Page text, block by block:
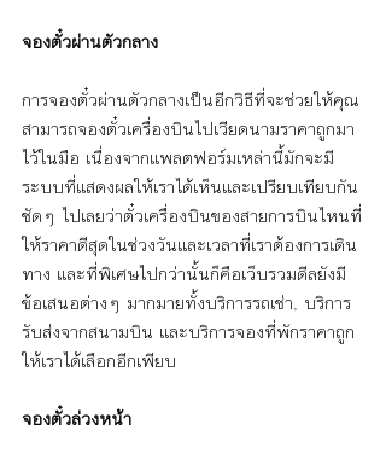
จองตั๋วผ่านตัวกลาง
การจองตั๋วผ่านตัวกลางเป็นอีกวิธีที่จะช่วยให้คุณ
สามารถจองตั๋วเครื่องบินไปเวียดนามราคาถูกมา
ไว้ในมือ เนื่องจากแพลตฟอร์มเหล่านี้มักจะมี
ระบบที่แสดงผลให้เราได้เห็นและเปรียบเทียบกัน
ชัดๆ ไปเลยว่าตั๋วเครื่องบินของสายการบินไหนที่
ให้ราคาดีสุดในช่วงวันและเวลาที่เราต้องการเดิน
ทาง และที่พิเศษไปกว่านั้นก็คือเว็บรวมดีลยังมี
ข้อเสนอต่างๆ มากมายทั้งบริการรถเช่า, บริการ
รับส่งจากสนามบิน และบริการจองที่พักราคาถูก
ให้เราได้เลือกอีกเพียบ
จองตั๋วล่วงหน้า